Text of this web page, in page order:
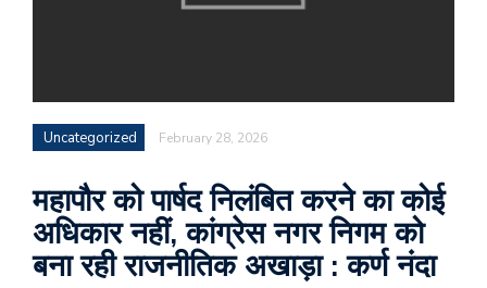
Uncategorized February 28, 2026
​महापौर को पार्षद निलंबित करने का कोई
अधिकार नहीं, कांग्रेस नगर निगम को
बना रही राजनीतिक अखाड़ा : कर्ण नंदा